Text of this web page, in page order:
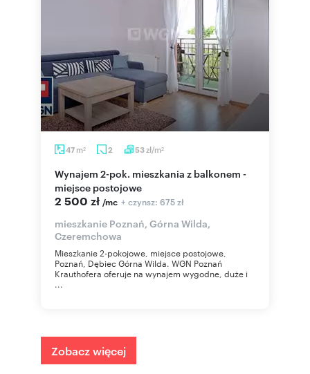
47 m2 2 53zł/m2
Wynajem 2-pok. mieszkania z balkonem -
miejsce postojowe
2 500 zł /mc + czynsz: 675 zł
mieszkanie Poznań, Górna Wilda,
Czeremchowa
Mieszkanie 2-pokojowe, miejsce postojowe,
Poznań, Dębiec Górna Wilda. WGN Poznań
Krauthofera oferuje na wynajem wygodne, duże i
...
Zobacz więcej